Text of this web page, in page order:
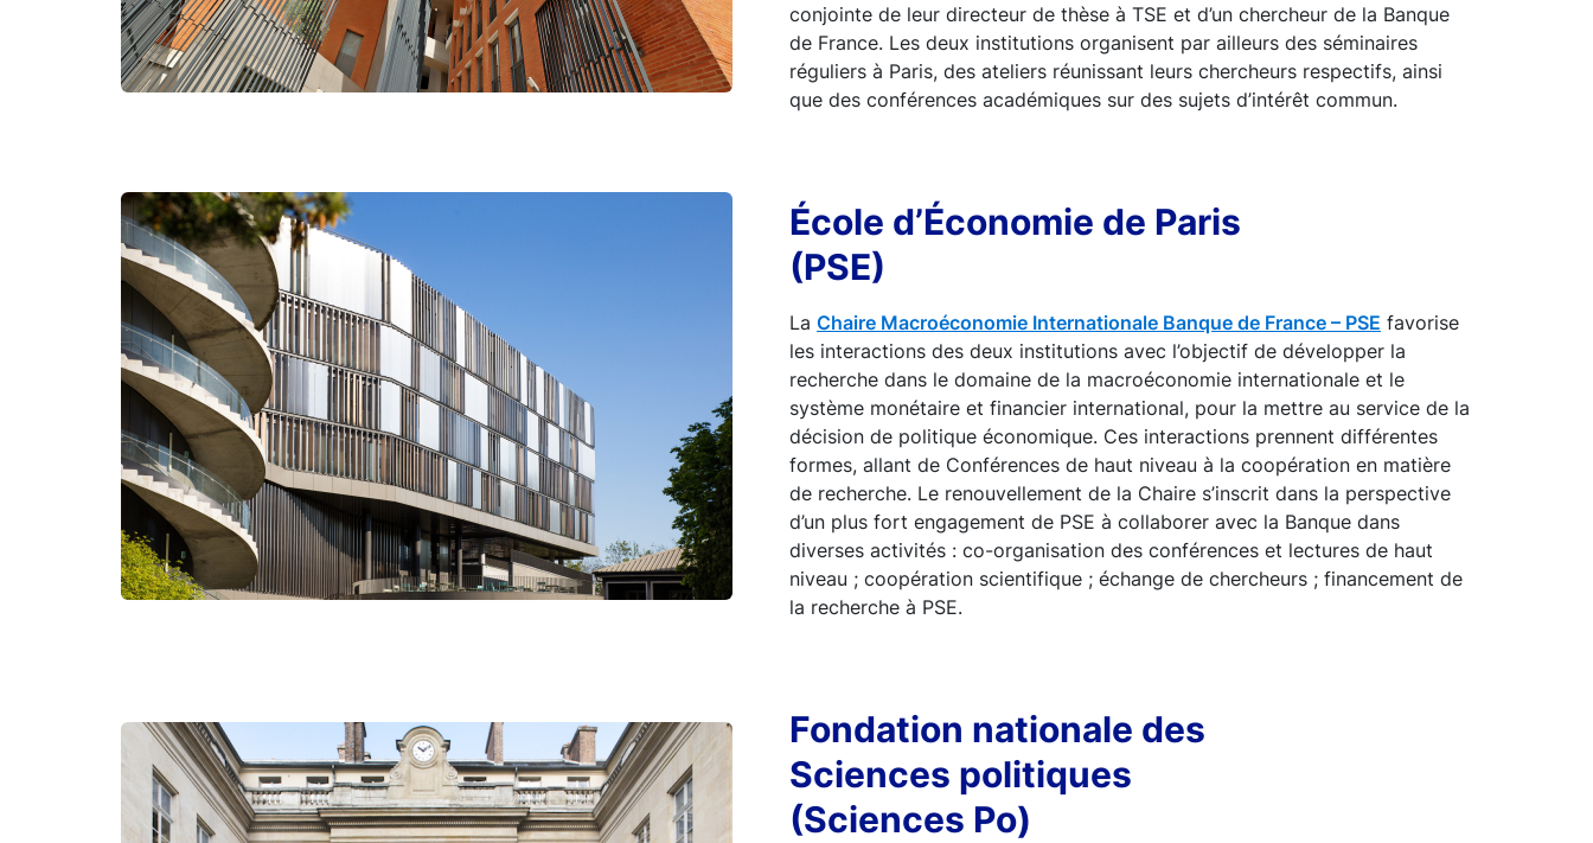
conjointe de leur directeur de thèse à TSE et d’un chercheur de la Banque
de France. Les deux institutions organisent par ailleurs des séminaires
réguliers à Paris, des ateliers réunissant leurs chercheurs respectifs, ainsi
que des conférences académiques sur des sujets d’intérêt commun.
École d’Économie de Paris
(PSE)
La Chaire Macroéconomie Internationale Banque de France – PSE favorise
les interactions des deux institutions avec l’objectif de développer la
recherche dans le domaine de la macroéconomie internationale et le
système monétaire et financier international, pour la mettre au service de la
décision de politique économique. Ces interactions prennent différentes
formes, allant de Conférences de haut niveau à la coopération en matière
de recherche. Le renouvellement de la Chaire s’inscrit dans la perspective
d’un plus fort engagement de PSE à collaborer avec la Banque dans
diverses activités : co-organisation des conférences et lectures de haut
niveau ; coopération scientifique ; échange de chercheurs ; financement de
la recherche à PSE.
Fondation nationale des
Sciences politiques
(Sciences Po)